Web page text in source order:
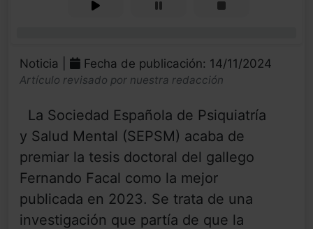
Noticia | Fecha de publicación: 14/11/2024
Artículo revisado por nuestra redacción
La Sociedad Española de Psiquiatría
y Salud Mental (SEPSM) acaba de
premiar la tesis doctoral del gallego
Fernando Facal como la mejor
publicada en 2023. Se trata de una
investigación que partía de que la